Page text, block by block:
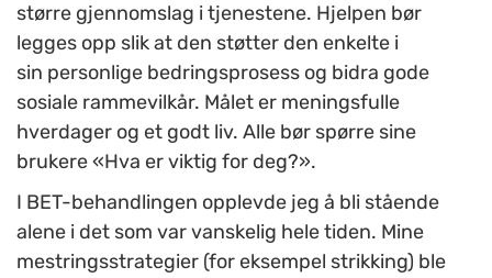
større gjennomslag i tjenestene. Hjelpen bør
legges opp slik at den støtter den enkelte i
sin personlige bedringsprosess og bidra gode
sosiale rammevilkår. Målet er meningsfulle
hverdager og et godt liv. Alle bør spørre sine
brukere «Hva er viktig for deg?».
I BET-behandlingen opplevde jeg å bli stående
alene i det som var vanskelig hele tiden. Mine
mestringsstrategier (for eksempel strikking) ble